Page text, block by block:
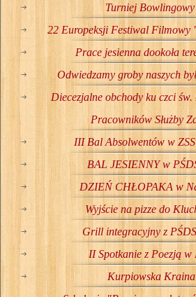
Turniej Bowlingowy
22 Europeksji Festiwal Filmowy
Prace jesienna dookoła
Odwiedzamy groby naszych
Diecezjalne obchody ku czci
Pracowników Służby
III Bal Absolwentów w
BAL JESIENNY w
DZIEŃ CHŁOPAKA w
Wyjście na pizze do
Grill integracyjny z
II Spotkanie z Poezją w
Kurpiowska